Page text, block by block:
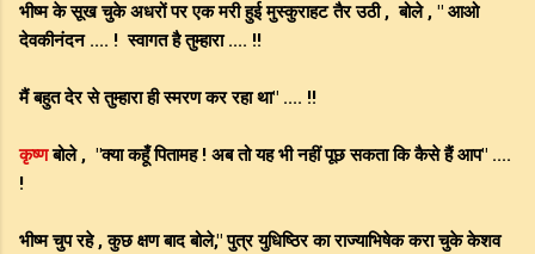
भीष्म के सूख चुके अधरों पर एक मरी हुई मुस्कुराहट तैर उठी , बोले , " आओ
देवकीनंदन .... ! स्वागत है तुम्हारा .... !!
मैं बहुत देर से तुम्हारा ही स्मरण कर रहा था" .... !!
कृष्णबोले , "क्या कहूँ पितामह ! अब तो यह भी नहीं पूछ सकता कि कैसे हैं आप" ....
!
भीष्म चुप रहे , कुछ क्षण बाद बोले," पुत्र युधिष्ठिर का राज्याभिषेक करा चुके केशव